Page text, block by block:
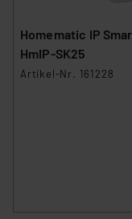
Homematic IP
HmIP-SK25
Artikel-Nr. 161228